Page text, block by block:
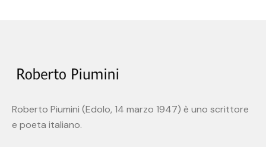
Roberto Piumini (Edolo, 14 marzo 1947) è uno scrittore
e poeta italiano.